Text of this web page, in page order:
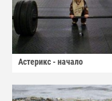
Астерикс - начало